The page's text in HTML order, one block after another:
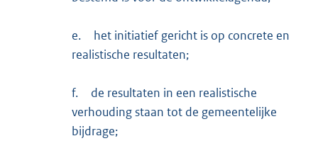
e.
het initiatief gericht is op concrete en
realistische resultaten;
f.
de resultaten in een realistische
verhouding staan tot de gemeentelijke
bijdrage;